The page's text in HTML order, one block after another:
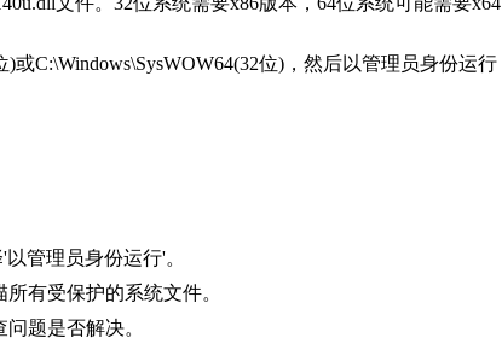
或C:\Windows\SysWOW64(32位)，然后以管理员身份运行
管理员身份运行'。
有受保护的系统文件。
题是否解决。